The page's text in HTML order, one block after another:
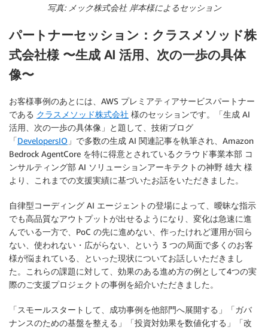
写真: メック株式会社 岸本様によるセッション
パートナーセッション：クラスメソッド株
式会社様 〜生成 AI 活用、次の一歩の具体
像〜
お客様事例のあとには、AWS プレミアティアサービスパートナー
である クラスメソッド株式会社 様のセッションです。「生成 AI
活用、次の一歩の具体像」と題して、技術ブログ
「DevelopersIO 」で多数の生成 AI 関連記事を執筆され、Amazon
Bedrock AgentCore を特に得意とされているクラウド事業本部 コ
ンサルティング部 AI ソリューションアーキテクトの神野 雄大 様
より、これまでの支援実績に基づいたお話をいただきました。
自律型コーディング AI エージェントの登場によって、曖昧な指示
でも高品質なアウトプットが出せるようになり、変化は急速に進
んでいる一方で、PoC の先に進めない、作ったけれど運用が回ら
ない、使われない・広がらない、という 3 つの局面で多くのお客
様が悩まれている、といった現状についてお話しいただきまし
た。これらの課題に対して、効果のある進め方の例として4つの実
際のご支援プロジェクトの事例を紹介いただきました。
「スモールスタートして、成功事例を他部門へ展開する」「ガバ
ナンスのための基盤を整える」「投資対効果を数値化する」「改